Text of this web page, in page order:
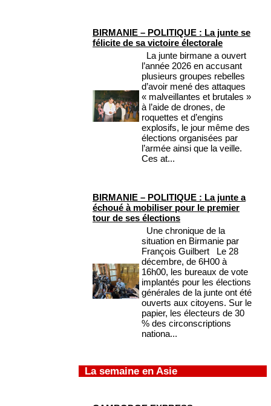
BIRMANIE – POLITIQUE : La junte se
félicite de sa victoire électorale
La junte birmane a ouvert
l’année 2026 en accusant
plusieurs groupes rebelles
d’avoir mené des attaques
« malveillantes et brutales »
à l’aide de drones, de
roquettes et d’engins
explosifs, le jour même des
élections organisées par
l’armée ainsi que la veille.
Ces at...
BIRMANIE – POLITIQUE : La junte a
échoué à mobiliser pour le premier
tour de ses élections
Une chronique de la
situation en Birmanie par
François Guilbert Le 28
décembre, de 6H00 à
16h00, les bureaux de vote
implantés pour les élections
générales de la junte ont été
ouverts aux citoyens. Sur le
papier, les électeurs de 30
% des circonscriptions
nationa...
La semaine en Asie